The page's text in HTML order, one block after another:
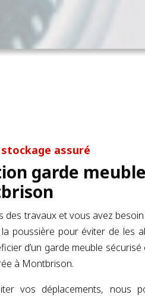
assuré
garde
des travaux et vous avez
la poussière pour éviter de les
d’un garde meuble
à Montbrison.
vos déplacements, nous